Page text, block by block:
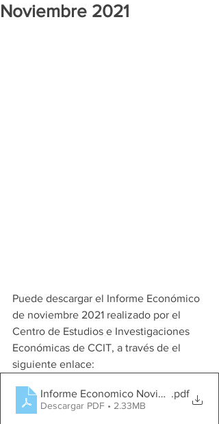
Noviembre 2021
Puede descargar el Informe Económico
de noviembre 2021 realizado por el
Centro de Estudios e Investigaciones
Económicas de CCIT, a través de el
siguiente enlace:
Informe Economico Noviembre 2021
.pdf
Descargar PDF • 2.33MB